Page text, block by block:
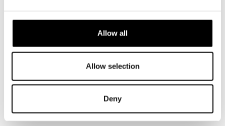
Allow all
Allow selection
Deny
TIEDOTTEET 4.5.2026
Svenska Teatern saa uuden
hallintojohtajan